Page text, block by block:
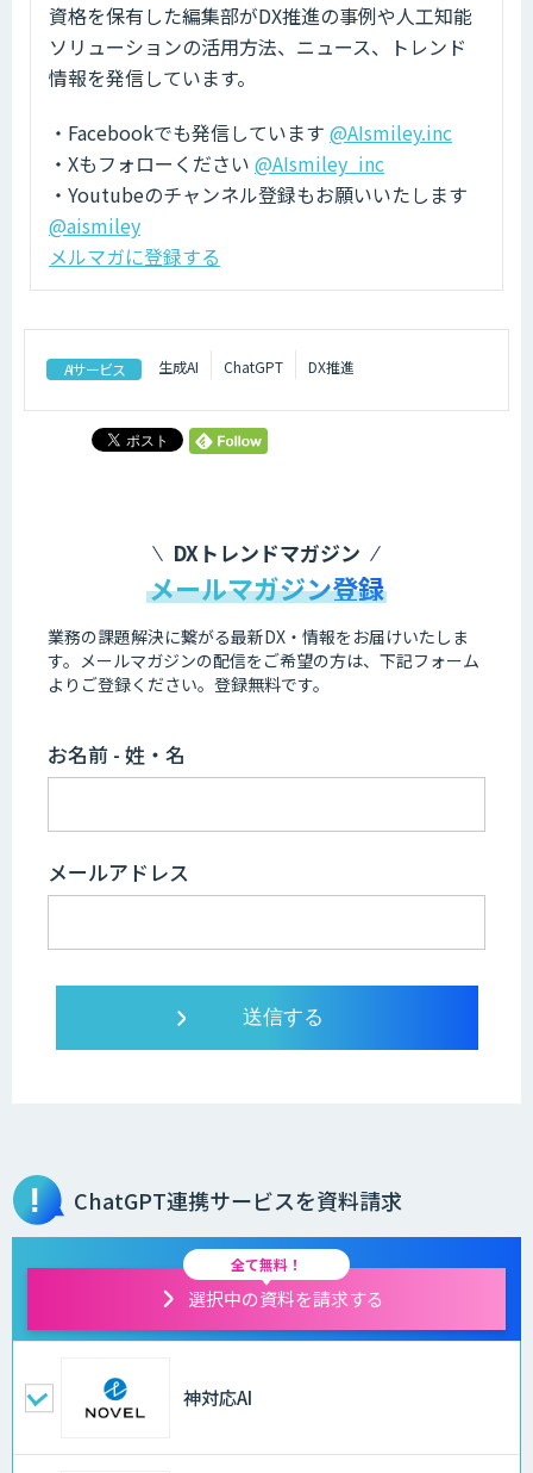
資格を保有した編集部がDX推進の事例や人工知能
ソリューションの活用方法、ニュース、トレンド
情報を発信しています。
・Facebookでも発信しています @AIsmiley.inc
・Xもフォローください @AIsmiley_inc
・Youtubeのチャンネル登録もお願いいたします
@aismiley
メルマガに登録する
AIサービス 生成AI ChatGPT DX推進
DXトレンドマガジン
メールマガジン登録
業務の課題解決に繋がる最新DX・情報をお届けいたしま
す。 メールマガジンの配信をご希望の方は、下記フォーム
よりご登録ください。登録無料です。
お名前 - 姓・名
メールアドレス
ChatGPT連携サービスを資料請求
全て無料！
選択中の資料を請求する
神対応AI